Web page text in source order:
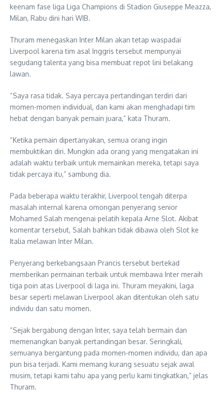
keenam fase liga Liga Champions di Stadion Giuseppe Meazza,
Milan, Rabu dini hari WIB.
Thuram menegaskan Inter Milan akan tetap waspadai
Liverpool karena tim asal Inggris tersebut mempunyai
segudang talenta yang bisa membuat repot lini belakang
lawan.
“Saya rasa tidak. Saya percaya pertandingan terdiri dari
momen-momen individual, dan kami akan menghadapi tim
hebat dengan banyak pemain juara,” kata Thuram.
“Ketika pemain dipertanyakan, semua orang ingin
membuktikan diri. Mungkin ada orang yang mengatakan ini
adalah waktu terbaik untuk memainkan mereka, tetapi saya
tidak percaya itu,” sambung dia.
Pada beberapa waktu terakhir, Liverpool tengah diterpa
masalah internal karena omongan penyerang senior
Mohamed Salah mengenai pelatih kepala Arne Slot. Akibat
komentar tersebut, Salah bahkan tidak dibawa oleh Slot ke
Italia melawan Inter Milan.
Penyerang berkebangsaan Prancis tersebut bertekad
memberikan permainan terbaik untuk membawa Inter meraih
tiga poin atas Liverpool di laga ini. Thuram meyakini, laga
besar seperti melawan Liverpool akan ditentukan oleh satu
individu dan satu momen.
“Sejak bergabung dengan Inter, saya telah bermain dan
memenangkan banyak pertandingan besar. Seringkali,
semuanya bergantung pada momen-momen individu, dan apa
pun bisa terjadi. Kami memang kurang sesuatu sejak awal
musim, tetapi kami tahu apa yang perlu kami tingkatkan,” jelas
Thuram.